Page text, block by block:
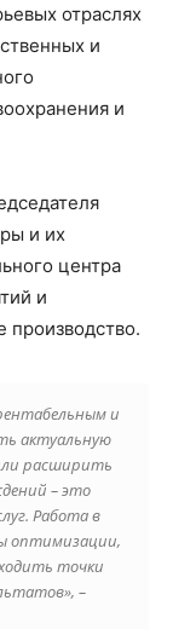
отраслях
и
и
и их
центра
и
и
актуальную
расширить
– это
Работа в
оптимизации,
точки
–